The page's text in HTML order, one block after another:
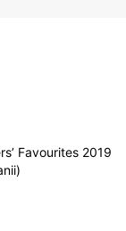
Favourites 2019